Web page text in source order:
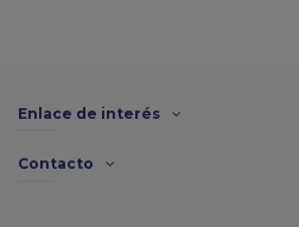
Enlace de interés
Contacto